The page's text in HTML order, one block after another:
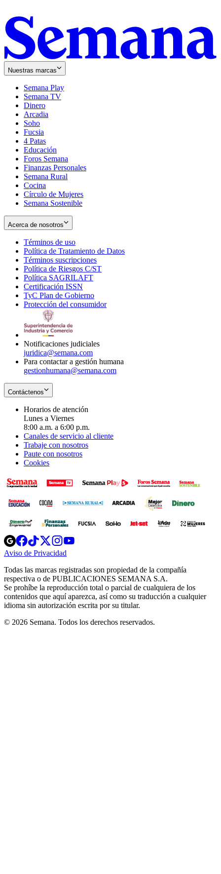
Nuestras marcas
Semana Play
Semana TV
Dinero
Arcadia
Soho
in
new
window
Fucsia
in
new
window
4 Patas
Educación
Foros Semana
Finanzas Personales
Semana Rural
Cocina
Círculo de Mujeres
Semana Sostenible
Acerca de nosotros
Términos de uso
in
new
window
Política de Tratamiento de Datos
Términos suscripciones
in
Política de Riesgos C/ST
Política SAGRILAFT
new
window
Certificación ISSN
in
new
TyC Plan de Gobierno
in
Protección del consumidorOpens
Notificaciones judiciales
juridica@semana.com
Para contactar a gestión humana
gestionhumana@semana.com
Contáctenos
Horarios de atención
Lunes a Viernes
8:00 a.m. a 6:00 p.m.
Canales de servicio al cliente
Trabaje con nosotros
Paute con nosotros
Cookies
Opens
in
new
Opens
in
new
Opens
in
new
window
Opens
new
windowwindow
Aviso de Privacidad
new
window
Todas las marcas registradas son propiedad de la compañía
respectiva o de PUBLICACIONES SEMANA S.A.
Se prohíbe la reproducción total o parcial de cualquiera de los
contenidos que aquí aparezca, así como su traducción a cualquier
idioma sin autorización escrita por su titular.
© 2026 Semana. Todos los derechos reservados.